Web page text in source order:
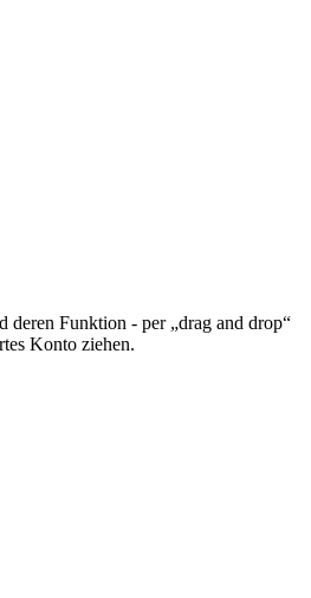
deren Funktion - per „drag and drop“
Konto ziehen.